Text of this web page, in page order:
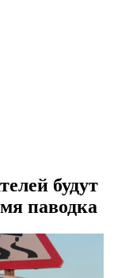
будут
паводка